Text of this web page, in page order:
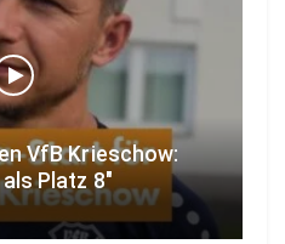
VfB Krieschow:
Platz 8″